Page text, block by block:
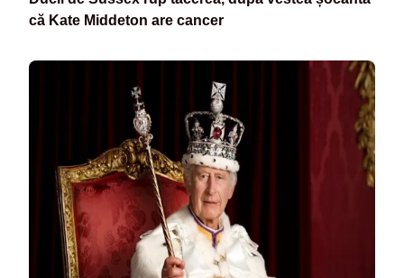
că Kate Middeton are cancer